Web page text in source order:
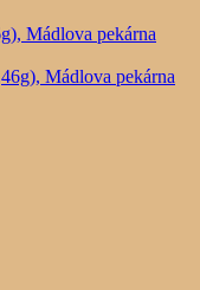
Mádlova pekárna